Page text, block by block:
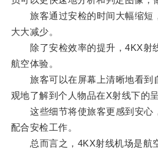
旅客通过安检的时间大幅缩短
大大减少。
除了安检效率的提升，4KX射
航空体验。
旅客可以在屏幕上清晰地看到
观地了解到个人物品在X射线下的
这些细节将使旅客更感到安心
配合安检工作。
总而言之，4KX射线机场是航